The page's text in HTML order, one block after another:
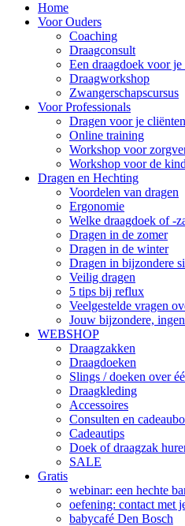
Home
Voor Ouders
Coaching
Draagconsult
Een draagdoek voor
Draagworkshop
Zwangerschapscursus
Voor Professionals
Dragen voor je cliënten
Online training
Workshop voor
Workshop voor de
Dragen en Hechting
Voordelen van dragen
Ergonomie
Welke draagdoek of -
Dragen in de zomer
Dragen in de winter
Dragen in bijzondere
Veilig dragen
5 tips bij reflux
Veelgestelde vragen
Jouw bijzondere,
WEBSHOP
Draagzakken
Draagdoeken
Slings / doeken over
Draagkleding
Accessoires
Consulten en
Cadeautips
Doek of draagzak
SALE
Gratis
webinar: een hechte
oefening: contact met
babycafé Den Bosch